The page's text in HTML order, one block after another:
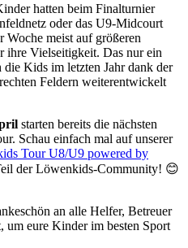
hatten beim Finalturnier
oder das U9-Midcourt
Woche meist auf größeren
ihre Vielseitigkeit. Das nur ein
Kids im letzten Jahr dank der
Feldern weiterentwickelt
starten bereits die nächsten
Schau einfach mal auf unserer
Tour U8/U9 powered by
der Löwenkids-Community! 😊
an alle Helfer, Betreuer
eure Kinder im besten Sport